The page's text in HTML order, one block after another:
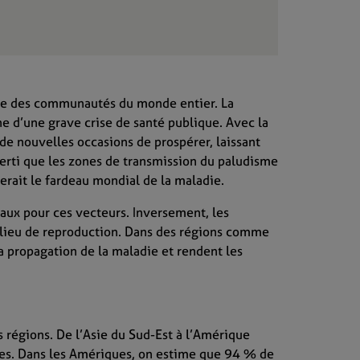
communautés du monde entier. La
d’une grave crise de santé publique. Avec la
nouvelles occasions de prospérer, laissant
que les zones de transmission du paludisme
le fardeau mondial de la maladie.
pour ces vecteurs. Inversement, les
de reproduction. Dans des régions comme
propagation de la maladie et rendent les
De l’Asie du Sud-Est à l’Amérique
Dans les Amériques, on estime que 94 % de